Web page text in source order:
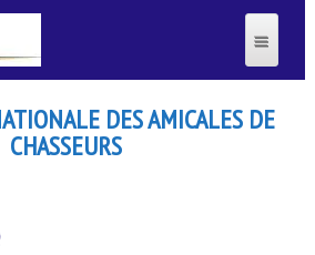
DES AMICALES DE
CHASSEURS